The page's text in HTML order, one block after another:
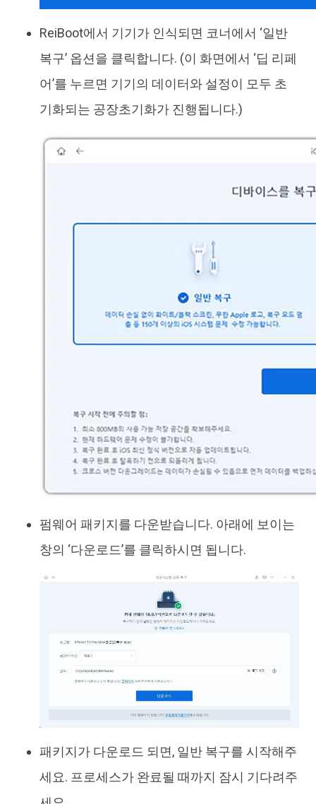
ReiBoot에서 기기가 인식되면 코너에서 ‘일반
복구’ 옵션을 클릭합니다. (이 화면에서 ‘딥 리페
어’를 누르면 기기의 데이터와 설정이 모두 초
기화되는 공장초기화가 진행됩니다.)
펌웨어 패키지를 다운받습니다. 아래에 보이는
창의 ‘다운로드’를 클릭하시면 됩니다.
패키지가 다운로드 되면, 일반 복구를 시작해주
세요. 프로세스가 완료될 때까지 잠시 기다려주